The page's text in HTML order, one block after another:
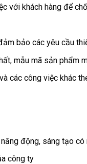
với khách hàng để
bảo các yêu cầu
mẫu mã sản phẩm
các công việc khác
động, sáng tạo có
công ty